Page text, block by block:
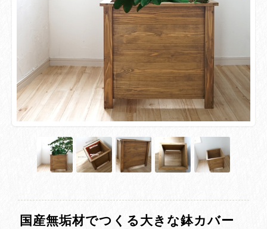
国産無垢材でつくる大きな鉢カバー